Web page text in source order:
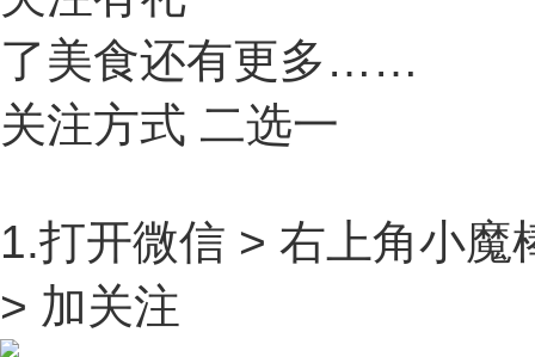
了美食还有更多……
关注方式 二选一
1.打开微信 > 右上角小
> 加关注